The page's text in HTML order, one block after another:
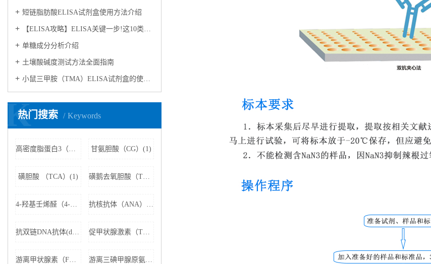
短链脂肪酸ELISA试剂盒使用方法介绍
【ELISA攻略】ELISA关键一步!这10类样品要如何处理?
​单糖成分分析介绍
​土壤酸碱度测试方法全面指南
小鼠三甲胺（TMA）ELISA试剂盒的使用方法
热门搜索 Keywords
K
高密度脂蛋白3（HDL3）(1) 甘氨胆酸（CG）(1)
磺胆酸 （TCA）(1) 磺鹅去氧胆酸（TCDCA）(1)
4-羟基壬烯醛（4-HNE）(1) 抗核抗体（ANA）(1)
抗双链DNA抗体(dsDNA)(1) 促甲状腺激素（TSH）(1)
游离甲状腺素（FT4）(1) 游离三碘甲腺原氨酸（FT3）(1)